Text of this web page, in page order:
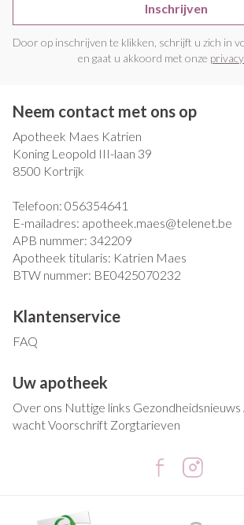
Inschrijven
Door op inschrijven te klikken, schrijft u zich in
en gaat u akkoord met onze
Neem contact met ons op
Apotheek Maes Katrien
Koning Leopold III-laan 39
8500 Kortrijk
Telefoon: 056354641
E-mailadres: apotheek.maes@telenet.be
APB nummer: 342209
Apotheek titularis: Katrien Maes
BTW nummer: BE0425070232
Klantenservice
FAQ
Uw apotheek
Over ons Nuttige links Gezondheidsnieuws
wachtVoorschrift Zorgtarieven